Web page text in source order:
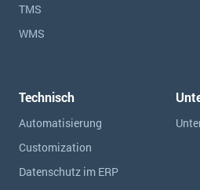
TMS
WMS
Technisch
Automatisierung
Customization
Datenschutz im ERP